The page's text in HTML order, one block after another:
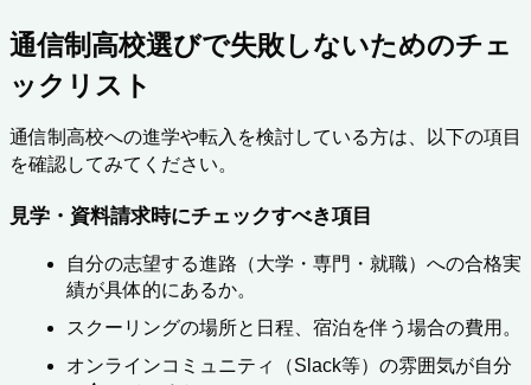
通信制高校選びで失敗しないためのチェ
ックリスト
通信制高校への進学や転入を検討している方は、以下の項目
を確認してみてください。
見学・資料請求時にチェックすべき項目
自分の志望する進路（大学・専門・就職）への合格実
績が具体的にあるか。
スクーリングの場所と日程、宿泊を伴う場合の費用。
オンラインコミュニティ（Slack等）の雰囲気が自分